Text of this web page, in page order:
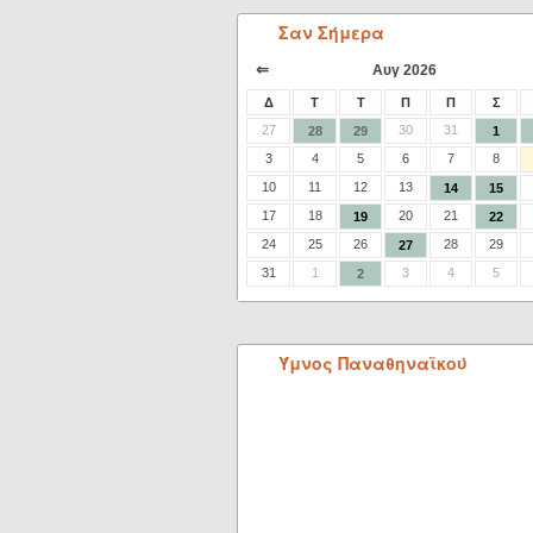
Σαν Σήμερα
⇐ Αυγ 2026
Δ Τ Τ Π Π
Σ
27
28 29 30 31
1
3
4 5 6 7
8
10
11 12 13 14
15
17
18 19 20 21
22
24
25 26 27 28
29
31
1 2 3 4 5
Ύμνος Παναθηναϊκού